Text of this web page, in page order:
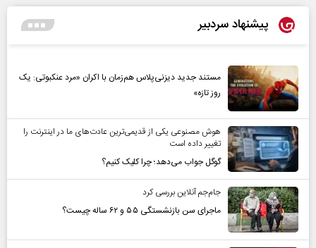
پیشنهاد سردبیر
مستند جدید دیزنی‌پلاس هم‌زمان با اکران «مرد عنکبوتی: یک
روز تازه»
هوش مصنوعی یکی از قدیمی‌ترین عادت‌های ما در اینترنت را
تغییر داده است
گوگل جواب می‌دهد؛ چرا کلیک کنیم؟
جام‌جم آنلاین بررسی کرد
ماجرای سن بازنشستگی ۵۵ و ۶۲ ساله چیست؟